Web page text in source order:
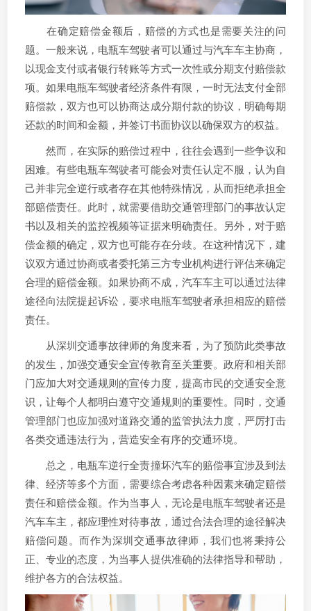
在确定赔偿金额后，赔偿的方式也是需要关注的问
题。一般来说，电瓶车驾驶者可以通过与汽车车主协商，
以现金支付或者银行转账等方式一次性或分期支付赔偿款
项。如果电瓶车驾驶者经济条件有限，一时无法支付全部
赔偿款，双方也可以协商达成分期付款的协议，明确每期
还款的时间和金额，并签订书面协议以确保双方的权益。
然而，在实际的赔偿过程中，往往会遇到一些争议和
困难。有些电瓶车驾驶者可能会对责任认定不服，认为自
己并非完全逆行或者存在其他特殊情况，从而拒绝承担全
部赔偿责任。此时，就需要借助交通管理部门的事故认定
书以及相关的监控视频等证据来明确责任。另外，对于赔
偿金额的确定，双方也可能存在分歧。在这种情况下，建
议双方通过协商或者委托第三方专业机构进行评估来确定
合理的赔偿金额。如果协商不成，汽车车主可以通过法律
途径向法院提起诉讼，要求电瓶车驾驶者承担相应的赔偿
责任。
从深圳交通事故律师的角度来看，为了预防此类事故
的发生，加强交通安全宣传教育至关重要。政府和相关部
门应加大对交通规则的宣传力度，提高市民的交通安全意
识，让每个人都明白遵守交通规则的重要性。同时，交通
管理部门也应加强对道路交通的监管执法力度，严厉打击
各类交通违法行为，营造安全有序的交通环境。
总之，电瓶车逆行全责撞坏汽车的赔偿事宜涉及到法
律、经济等多个方面，需要综合考虑各种因素来确定赔偿
责任和赔偿金额。作为当事人，无论是电瓶车驾驶者还是
汽车车主，都应理性对待事故，通过合法合理的途径解决
赔偿问题。而作为深圳交通事故律师，我们也将秉持公
正、专业的态度，为当事人提供准确的法律指导和帮助，
维护各方的合法权益。